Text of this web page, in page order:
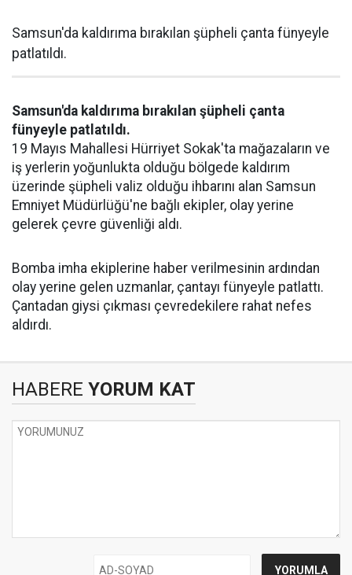
Samsun'da kaldırıma bırakılan şüpheli çanta fünyeyle
patlatıldı.
Samsun'da kaldırıma bırakılan şüpheli çanta
fünyeyle patlatıldı.
19 Mayıs Mahallesi Hürriyet Sokak'ta mağazaların ve
iş yerlerin yoğunlukta olduğu bölgede kaldırım
üzerinde şüpheli valiz olduğu ihbarını alan Samsun
Emniyet Müdürlüğü'ne bağlı ekipler, olay yerine
gelerek çevre güvenliği aldı.
Bomba imha ekiplerine haber verilmesinin ardından
olay yerine gelen uzmanlar, çantayı fünyeyle patlattı.
Çantadan giysi çıkması çevredekilere rahat nefes
aldırdı.
HABERE YORUM KAT